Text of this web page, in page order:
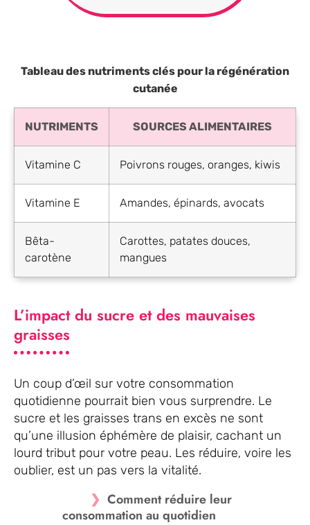
Tableau des nutriments clés pour la régénération
cutanée
NUTRIMENTS SOURCES ALIMENTAIRES
Vitamine C Poivrons rouges, oranges, kiwis
Vitamine E Amandes, épinards, avocats
Bêta-
carotène
Carottes, patates douces,
mangues
L’impact du sucre et des mauvaises
graisses
Un coup d’œil sur votre consommation
quotidienne pourrait bien vous surprendre. Le
sucre et les graisses trans en excès ne sont
qu’une illusion éphémère de plaisir, cachant un
lourd tribut pour votre peau. Les réduire, voire les
oublier, est un pas vers la vitalité.
Comment réduire leur
consommation au quotidien